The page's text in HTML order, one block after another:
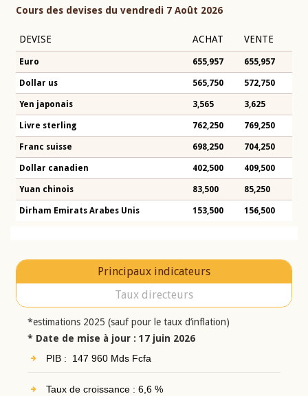
Cours des devises du vendredi 7 Août 2026
DEVISE ACHAT VENTE
Euro 655,957 655,957
Dollar us 565,750 572,750
Yen japonais 3,565 3,625
Livre sterling 762,250 769,250
Franc suisse 698,250 704,250
Dollar canadien 402,500 409,500
Yuan chinois 83,500 85,250
Dirham Emirats Arabes Unis 153,500 156,500
Principaux indicateurs
Taux directeurs
*estimations 2025 (sauf pour le taux d’inflation)
* Date de mise à jour : 17 juin 2026
PIB : 147 960 Mds Fcfa
Taux de croissance : 6,6 %